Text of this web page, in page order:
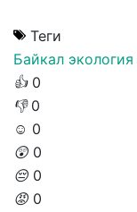
Теги
Байкал экология
👍 0
👎 0
☺️ 0
😲 0
😔 0
😡 0